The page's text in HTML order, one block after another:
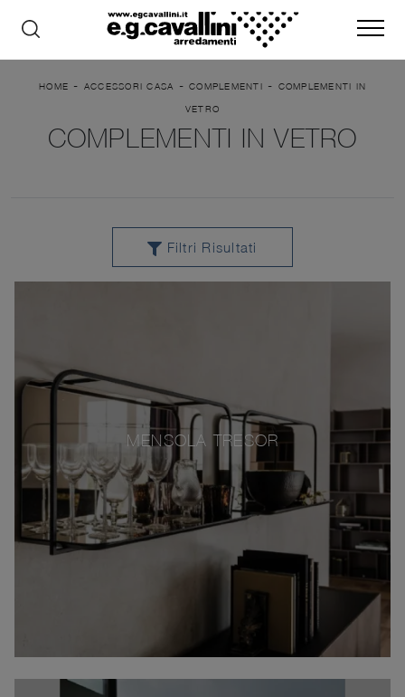
HOME - ACCESSORI CASA - COMPLEMENTI - COMPLEMENTI IN
VETRO
COMPLEMENTI IN VETRO
Filtri Risultati
MENSOLA TRESOR